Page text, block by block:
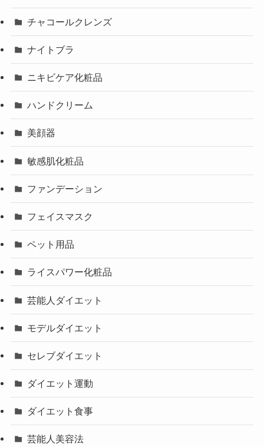
チャコールクレンズ
ナイトブラ
ニキビケア化粧品
ハンドクリーム
美顔器
敏感肌化粧品
ファンデーション
フェイスマスク
ペット用品
ライスパワー化粧品
芸能人ダイエット
モデルダイエット
セレブダイエット
ダイエット運動
ダイエット食事
芸能人美容法